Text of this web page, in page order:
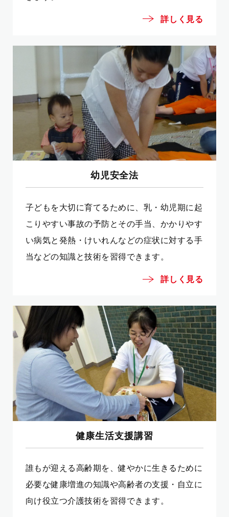
詳しく見る
幼児安全法
子どもを大切に育てるために、乳・幼児期に起
こりやすい事故の予防とその手当、かかりやす
い病気と発熱・けいれんなどの症状に対する手
当などの知識と技術を習得できます。
詳しく見る
健康生活支援講習
誰もが迎える高齢期を、健やかに生きるために
必要な健康増進の知識や高齢者の支援・自立に
向け役立つ介護技術を習得できます。